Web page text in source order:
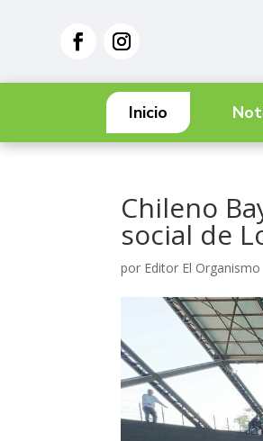
Inicio
Chileno
social de
por Editor El Organismo